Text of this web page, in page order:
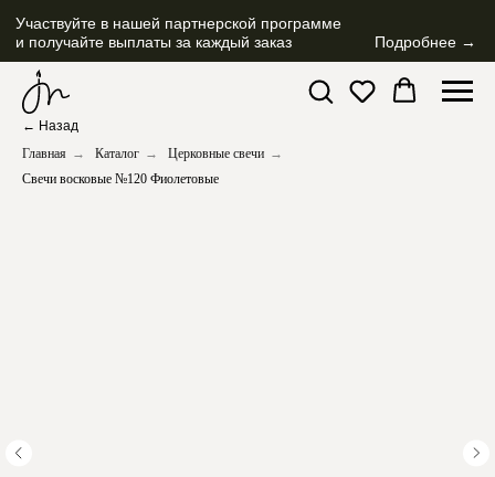
Участвуйте в нашей партнерской программе
и получайте выплаты за каждый заказ Подробнее →
← Назад
Главная → Каталог → Церковные свечи →
Свечи восковые №120 Фиолетовые